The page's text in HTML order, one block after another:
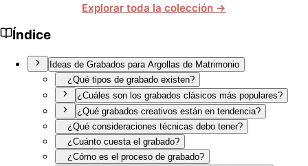
Explorar toda la colección →
Índice
Ideas de Grabados para Argollas de Matrimonio
¿Qué tipos de grabado existen?
¿Cuáles son los grabados clásicos más populares?
¿Qué grabados creativos están en tendencia?
¿Qué consideraciones técnicas debo tener?
¿Cuánto cuesta el grabado?
¿Cómo es el proceso de grabado?